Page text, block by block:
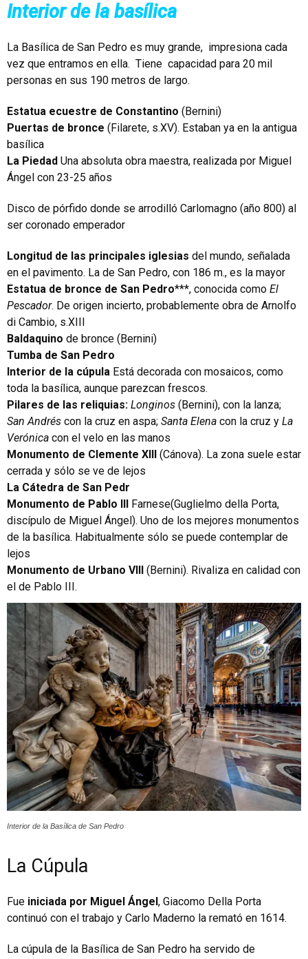
Interior de la basílica
La Basílica de San Pedro es muy grande, impresiona cada
vez que entramos en ella. Tiene capacidad para 20 mil
personas en sus 190 metros de largo.
Estatua ecuestre de Constantino (Bernini)
Puertas de bronce (Filarete, s.XV). Estaban ya en la antigua
basílica
La Piedad Una absoluta obra maestra, realizada por Miguel
Ángel con 23-25 años
Disco de pórfido donde se arrodilló Carlomagno (año 800) al
ser coronado emperador
Longitud de las principales iglesias del mundo, señalada
en el pavimento. La de San Pedro, con 186 m., es la mayor
Estatua de bronce de San Pedro***, conocida como El
Pescador. De origen incierto, probablemente obra de Arnolfo
di Cambio, s.XIII
Baldaquino de bronce (Bernini)
Tumba de San Pedro
Interior de la cúpula Está decorada con mosaicos, como
toda la basílica, aunque parezcan frescos.
Pilares de las reliquias: Longinos (Bernini), con la lanza;
San Andrés con la cruz en aspa; Santa Elena con la cruz y La
Verónica con el velo en las manos
Monumento de Clemente XIII (Cánova). La zona suele estar
cerrada y sólo se ve de lejos
La Cátedra de San Pedr
Monumento de Pablo III
Farnese(Guglielmo della Porta,
discípulo de Miguel Ángel). Uno de los mejores monumentos
de la basílica. Habitualmente sólo se puede contemplar de
lejos
Monumento de Urbano VIII (Bernini). Rivaliza en calidad con
el de Pablo III.
Interior de la Basílica de San Pedro
La Cúpula
Fue iniciada por Miguel Ángel, Giacomo Della Porta
continuó con el trabajo y Carlo Maderno la remató en 1614.
La cúpula de la Basílica de San Pedro ha servido de